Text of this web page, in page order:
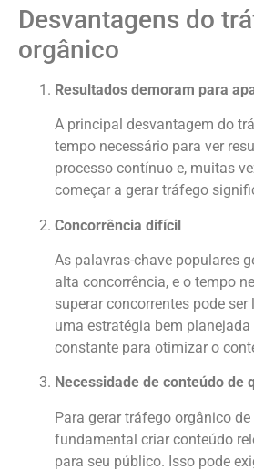
Desvantagens do
orgânico
Resultados demoram para
A principal desvantagem do
tempo necessário para ver
processo contínuo e, muitas
começar a gerar tráfego
Concorrência difícil
As palavras-chave populares
alta concorrência, e o tempo
superar concorrentes pode ser
uma estratégia bem
constante para otimizar o
Necessidade de conteúdo de
Para gerar tráfego orgânico
fundamental criar conteúdo
para seu público. Isso pode